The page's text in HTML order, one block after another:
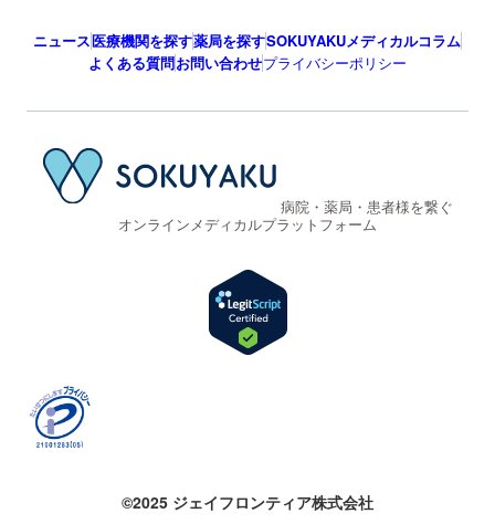
ニュース医療機関を探す薬局を探すSOKUYAKUメディカルコラム
よくある質問お問い合わせプライバシーポリシー
病院・薬局・患者様を繋ぐ
オンラインメディカルプラットフォーム
©2025 ジェイフロンティア株式会社